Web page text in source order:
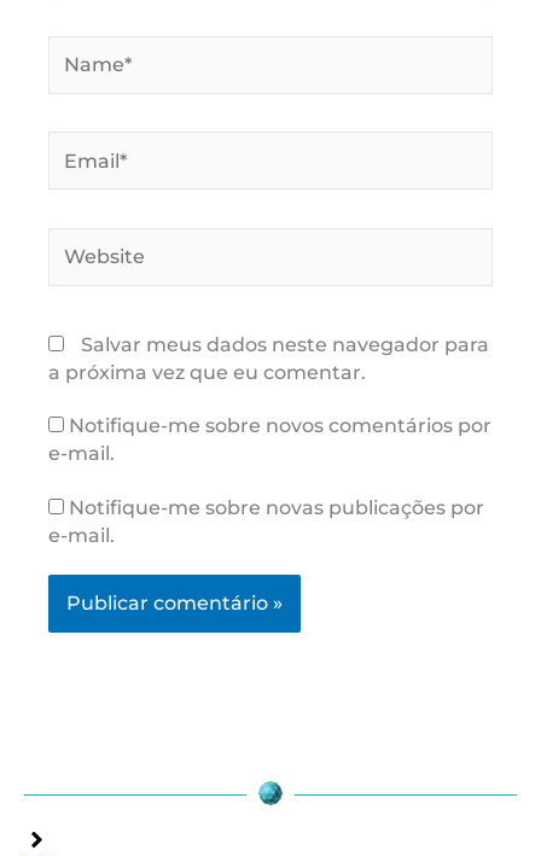
Salvar meus dados neste navegador para
a próxima vez que eu comentar.
Notifique-me sobre novos comentários por
e-mail.
Notifique-me sobre novas publicações por
e-mail.